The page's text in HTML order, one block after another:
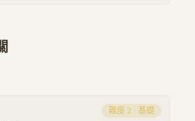
難度 2 · 基礎